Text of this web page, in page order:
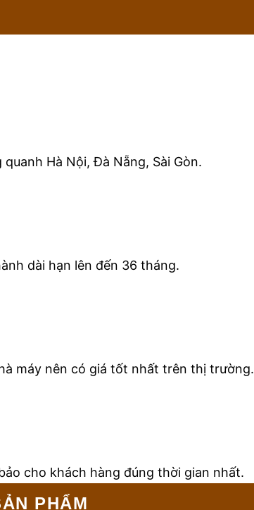
Hà Nội, Đà Nẵng, Sài Gòn.
dài hạn lên đến 36 tháng.
máy nên có giá tốt nhất trên thị trường.
cho khách hàng đúng thời gian nhất.
PHẨM